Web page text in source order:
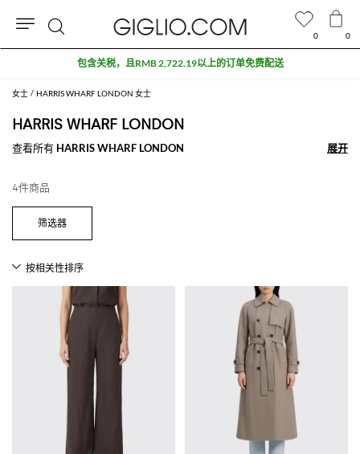
女士 HARRIS WHARF LONDON 女士
HARRIS WHARF LONDON
查看所有 HARRIS WHARF LONDON 展开
展开
4件商品
0 0
包含关税，且RMB 2,722.19以上的订单免费配送